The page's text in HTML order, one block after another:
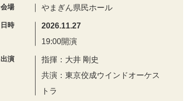
会場 やまぎん県民ホール
日時
2026.11.27
19:00開演
出演
指揮：大井 剛史
共演：東京佼成ウインドオーケス
トラ